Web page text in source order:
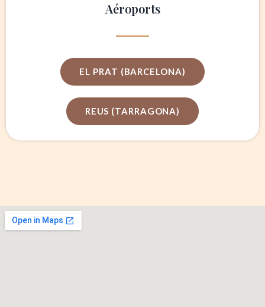
Aéroports
EL PRAT (BARCELONA)
REUS (TARRAGONA)